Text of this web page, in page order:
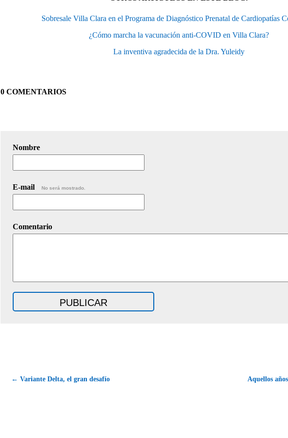
Sobresale Villa Clara en el Programa de Diagnóstico Prenatal de Cardiopatías
¿Cómo marcha la vacunación anti-COVID en Villa Clara?
La inventiva agradecida de la Dra. Yuleidy
0 COMENTARIOS
Nombre
E-mail No será mostrado.
Comentario
← Variante Delta, el gran desafío Aquellos